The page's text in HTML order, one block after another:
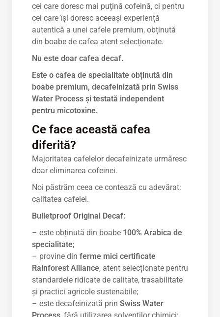
cei care doresc mai puțină cofeină, ci pentru
cei care își doresc aceeași experiență
autentică a unei cafele premium, obținută
din boabe de cafea atent selecționate.
Nu este doar cafea decaf.
Este o cafea de specialitate obținută din
boabe premium, decafeinizată prin Swiss
Water Process și testată independent
pentru micotoxine.
Ce face această cafea
diferită?
Majoritatea cafelelor decafeinizate urmăresc
doar eliminarea cofeinei.
Noi păstrăm ceea ce contează cu adevărat:
calitatea cafelei.
Bulletproof Original Decaf:
– este obținută din boabe 100% Arabica de
specialitate;
– provine din ferme mici certificate
Rainforest Alliance, atent selecționate pentru
standardele ridicate de calitate, trasabilitate
și practici agricole sustenabile;
– este decafeinizată prin Swiss Water
Process, fără utilizarea solvenților chimici;